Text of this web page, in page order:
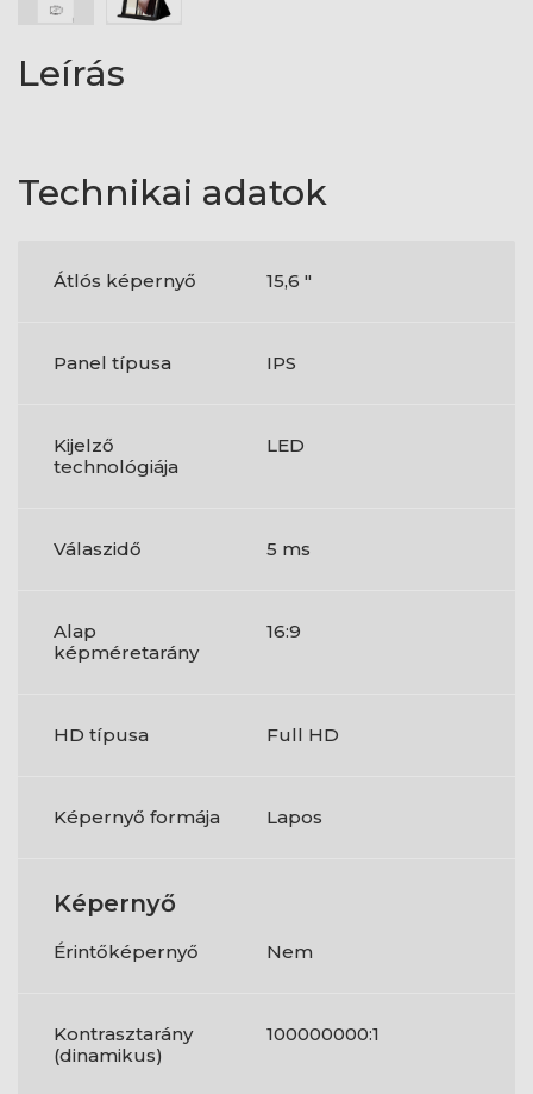
Leírás
Technikai adatok
Átlós képernyő 15,6 "
Panel típusa IPS
Kijelző
technológiája
LED
Válaszidő 5 ms
Alap
képméretarány
16:9
HD típusa Full HD
Képernyő formája Lapos
Képernyő
Érintőképernyő Nem
Kontrasztarány
(dinamikus)
100000000:1